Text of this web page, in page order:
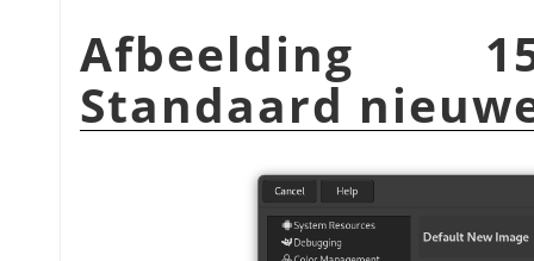
Afbeelding
Standaard